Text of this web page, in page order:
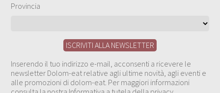
Provincia
Inserendo il tuo indirizzo e-mail, acconsenti a ricevere le
newsletter Dolom-eat relative agli ultime novità, agli eventi e
alle promozioni di dolom-eat. Per maggiori informazioni